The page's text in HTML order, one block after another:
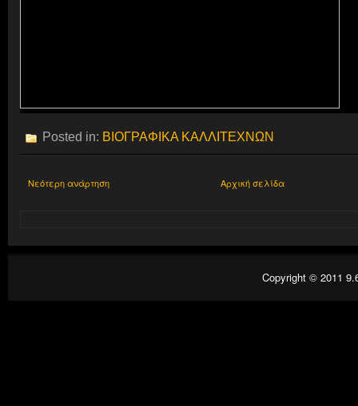
Posted in: ΒΙΟΓΡΑΦΙΚΑ ΚΑΛΛΙΤΕΧΝΩΝ
Νεότερη ανάρτηση Αρχική σελίδα
Copyright © 2011